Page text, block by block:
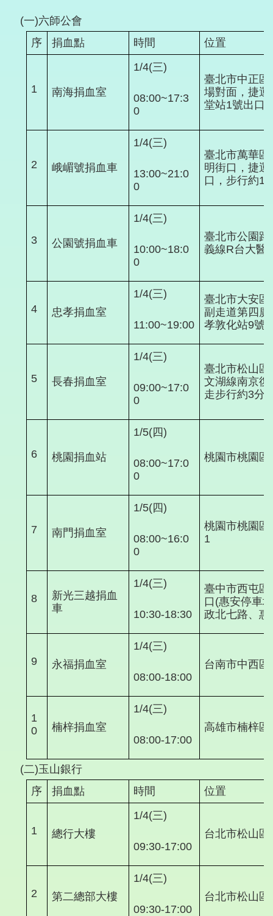
(一)六師公會
序
捐血點 時間 位置
1 南海捐血室
1/4(三)
08:00~17:3
0
臺北市中正
場對面，捷
堂站1號出口
2 峨嵋號捐血車
1/4(三)
13:00~21:0
0
臺北市萬華
明街口，捷
口，步行約
3 公園號捐血車
1/4(三)
10:00~18:0
0
臺北市公園
義線R台大醫
4 忠孝捐血室
1/4(三)
11:00~19:00
臺北市大安
副走道第四
孝敦化站9號
5 長春捐血室
1/4(三)
09:00~17:0
0
臺北市松山
文湖線南京
走步行約3分
6 桃園捐血站
1/5(四)
08:00~17:0
0
桃園市桃園
7 南門捐血室
1/5(四)
08:00~16:0
0
桃園市桃園
1
8
新光三越捐血
車
1/4(三)
10:30-18:30
臺中市西屯
口(惠安停車
政北七路、
9 永福捐血室
1/4(三)
08:00-18:00
台南市中西
1
0
楠梓捐血室
1/4(三)
08:00-17:00
高雄市楠梓
(二)玉山銀行
序
捐血點 時間 位置
1 總行大樓
1/4(三)
09:30-17:00
台北市松山
2 第二總部大樓
1/4(三)
09:30-17:00
台北市松山